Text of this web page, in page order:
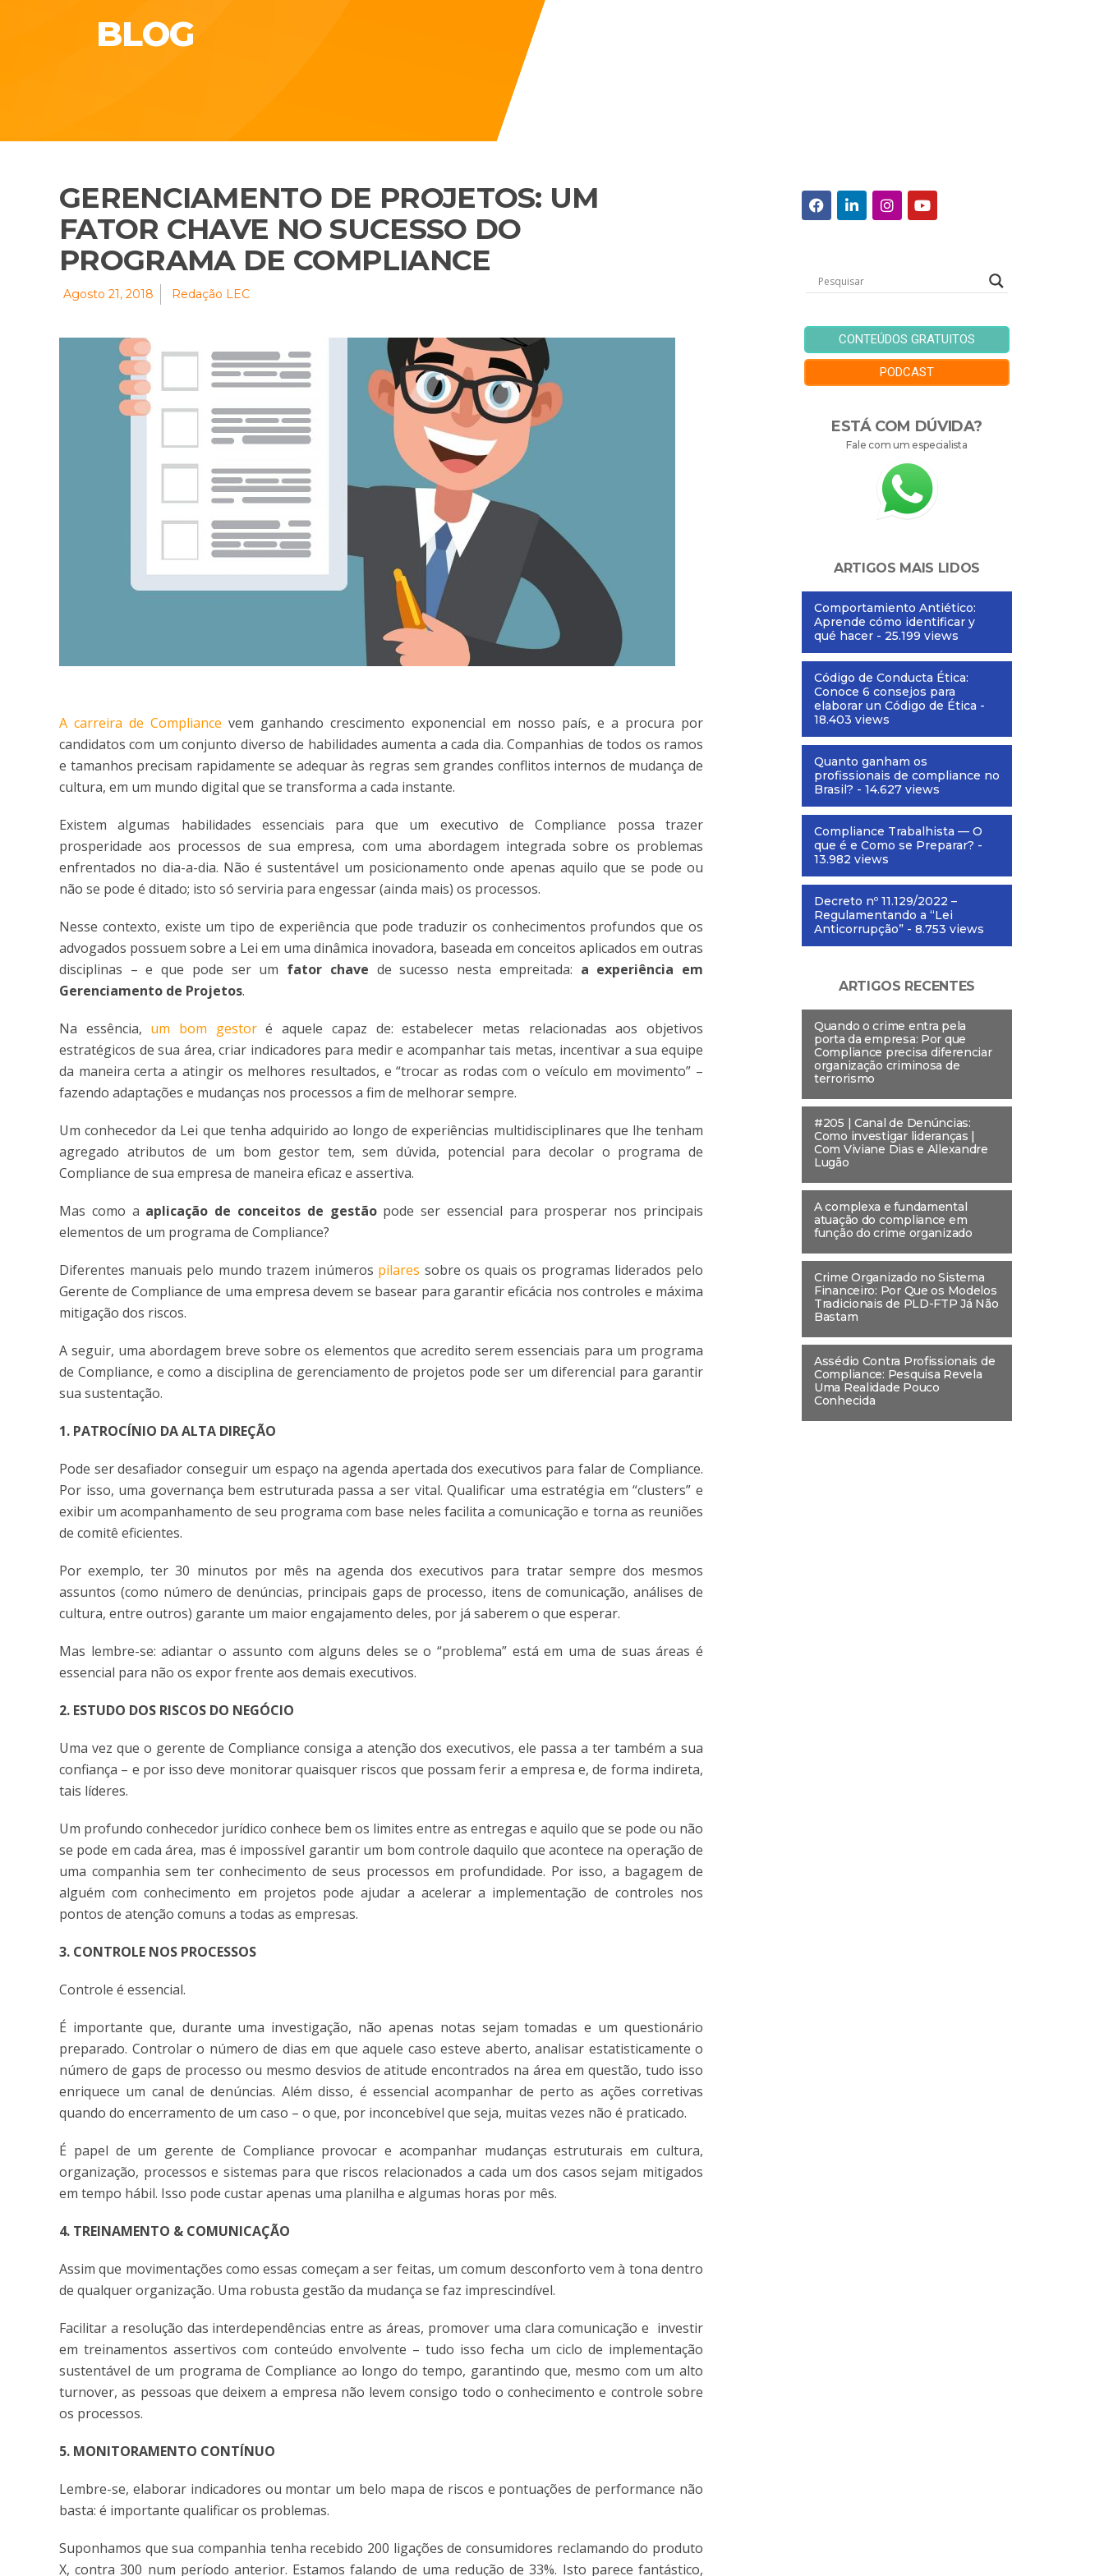
BLOG
GERENCIAMENTO DE PROJETOS: UM
FATOR CHAVE NO SUCESSO DO
PROGRAMA DE COMPLIANCE
Agosto 21, 2018 Redação LEC
A carreira de Compliance vem ganhando crescimento exponencial em nosso país, e a procura por
candidatos com um conjunto diverso de habilidades aumenta a cada dia. Companhias de todos os ramos
e tamanhos precisam rapidamente se adequar às regras sem grandes conflitos internos de mudança de
cultura, em um mundo digital que se transforma a cada instante.
Existem algumas habilidades essenciais para que um executivo de Compliance possa trazer
prosperidade aos processos de sua empresa, com uma abordagem integrada sobre os problemas
enfrentados no dia-a-dia. Não é sustentável um posicionamento onde apenas aquilo que se pode ou
não se pode é ditado; isto só serviria para engessar (ainda mais) os processos.
Nesse contexto, existe um tipo de experiência que pode traduzir os conhecimentos profundos que os
advogados possuem sobre a Lei em uma dinâmica inovadora, baseada em conceitos aplicados em outras
disciplinas – e que pode ser um fator chave de sucesso nesta empreitada: a experiência em
Gerenciamento de Projetos.
Na essência, um bom gestoré aquele capaz de: estabelecer metas relacionadas aos objetivos
estratégicos de sua área, criar indicadores para medir e acompanhar tais metas, incentivar a sua equipe
da maneira certa a atingir os melhores resultados, e “trocar as rodas com o veículo em movimento” –
fazendo adaptações e mudanças nos processos a fim de melhorar sempre.
Um conhecedor da Lei que tenha adquirido ao longo de experiências multidisciplinares que lhe tenham
agregado atributos de um bom gestor tem, sem dúvida, potencial para decolar o programa de
Compliance de sua empresa de maneira eficaz e assertiva.
Mas como a aplicação de conceitos de gestãopode ser essencial para prosperar nos principais
elementos de um programa de Compliance?
Diferentes manuais pelo mundo trazem inúmeros pilares sobre os quais os programas liderados pelo
Gerente de Compliance de uma empresa devem se basear para garantir eficácia nos controles e máxima
mitigação dos riscos.
A seguir, uma abordagem breve sobre os elementos que acredito serem essenciais para um programa
de Compliance, e como a disciplina de gerenciamento de projetos pode ser um diferencial para garantir
sua sustentação.
1. PATROCÍNIO DA ALTA DIREÇÃO
Pode ser desafiador conseguir um espaço na agenda apertada dos executivos para falar de Compliance.
Por isso, uma governança bem estruturada passa a ser vital. Qualificar uma estratégia em “clusters” e
exibir um acompanhamento de seu programa com base neles facilita a comunicação e torna as reuniões
de comitê eficientes.
Por exemplo, ter 30 minutos por mês na agenda dos executivos para tratar sempre dos mesmos
assuntos (como número de denúncias, principais gaps de processo, itens de comunicação, análises de
cultura, entre outros) garante um maior engajamento deles, por já saberem o que esperar.
Mas lembre-se: adiantar o assunto com alguns deles se o “problema” está em uma de suas áreas é
essencial para não os expor frente aos demais executivos.
2. ESTUDO DOS RISCOS DO NEGÓCIO
Uma vez que o gerente de Compliance consiga a atenção dos executivos, ele passa a ter também a sua
confiança – e por isso deve monitorar quaisquer riscos que possam ferir a empresa e, de forma indireta,
tais líderes.
Um profundo conhecedor jurídico conhece bem os limites entre as entregas e aquilo que se pode ou não
se pode em cada área, mas é impossível garantir um bom controle daquilo que acontece na operação de
uma companhia sem ter conhecimento de seus processos em profundidade. Por isso, a bagagem de
alguém com conhecimento em projetos pode ajudar a acelerar a implementação de controles nos
pontos de atenção comuns a todas as empresas.
3. CONTROLE NOS PROCESSOS
Controle é essencial.
É importante que, durante uma investigação, não apenas notas sejam tomadas e um questionário
preparado. Controlar o número de dias em que aquele caso esteve aberto, analisar estatisticamente o
número de gaps de processo ou mesmo desvios de atitude encontrados na área em questão, tudo isso
enriquece um canal de denúncias. Além disso, é essencial acompanhar de perto as ações corretivas
quando do encerramento de um caso – o que, por inconcebível que seja, muitas vezes não é praticado.
É papel de um gerente de Compliance provocar e acompanhar mudanças estruturais em cultura,
organização, processos e sistemas para que riscos relacionados a cada um dos casos sejam mitigados
em tempo hábil. Isso pode custar apenas uma planilha e algumas horas por mês.
4. TREINAMENTO & COMUNICAÇÃO
Assim que movimentações como essas começam a ser feitas, um comum desconforto vem à tona dentro
de qualquer organização. Uma robusta gestão da mudança se faz imprescindível.
Facilitar a resolução das interdependências entre as áreas, promover uma clara comunicação e investir
em treinamentos assertivos com conteúdo envolvente – tudo isso fecha um ciclo de implementação
sustentável de um programa de Compliance ao longo do tempo, garantindo que, mesmo com um alto
turnover, as pessoas que deixem a empresa não levem consigo todo o conhecimento e controle sobre
os processos.
5. MONITORAMENTO CONTÍNUO
Lembre-se, elaborar indicadores ou montar um belo mapa de riscos e pontuações de performance não
basta: é importante qualificar os problemas.
Suponhamos que sua companhia tenha recebido 200 ligações de consumidores reclamando do produto
X, contra 300 num período anterior. Estamos falando de uma redução de 33%. Isto parece fantástico,
CONTEÚDOS GRATUITOS
PODCAST
ESTÁ COM DÚVIDA?
Fale com um especialista
ARTIGOS MAIS LIDOS
Comportamiento Antiético:
Aprende cómo identificar y
qué hacer - 25.199 views
Código de Conducta Ética:
Conoce 6 consejos para
elaborar un Código de Ética -
18.403 views
Quanto ganham os
profissionais de compliance no
Brasil? - 14.627 views
Compliance Trabalhista — O
que é e Como se Preparar? -
13.982 views
Decreto nº 11.129/2022 –
Regulamentando a “Lei
Anticorrupção” - 8.753 views
ARTIGOS RECENTES
Quando o crime entra pela
porta da empresa: Por que
Compliance precisa diferenciar
organização criminosa de
terrorismo
#205 | Canal de Denúncias:
Como investigar lideranças |
Com Viviane Dias e Allexandre
Lugão
A complexa e fundamental
atuação do compliance em
função do crime organizado
Crime Organizado no Sistema
Financeiro: Por Que os Modelos
Tradicionais de PLD-FTP Já Não
Bastam
Assédio Contra Profissionais de
Compliance: Pesquisa Revela
Uma Realidade Pouco
Conhecida